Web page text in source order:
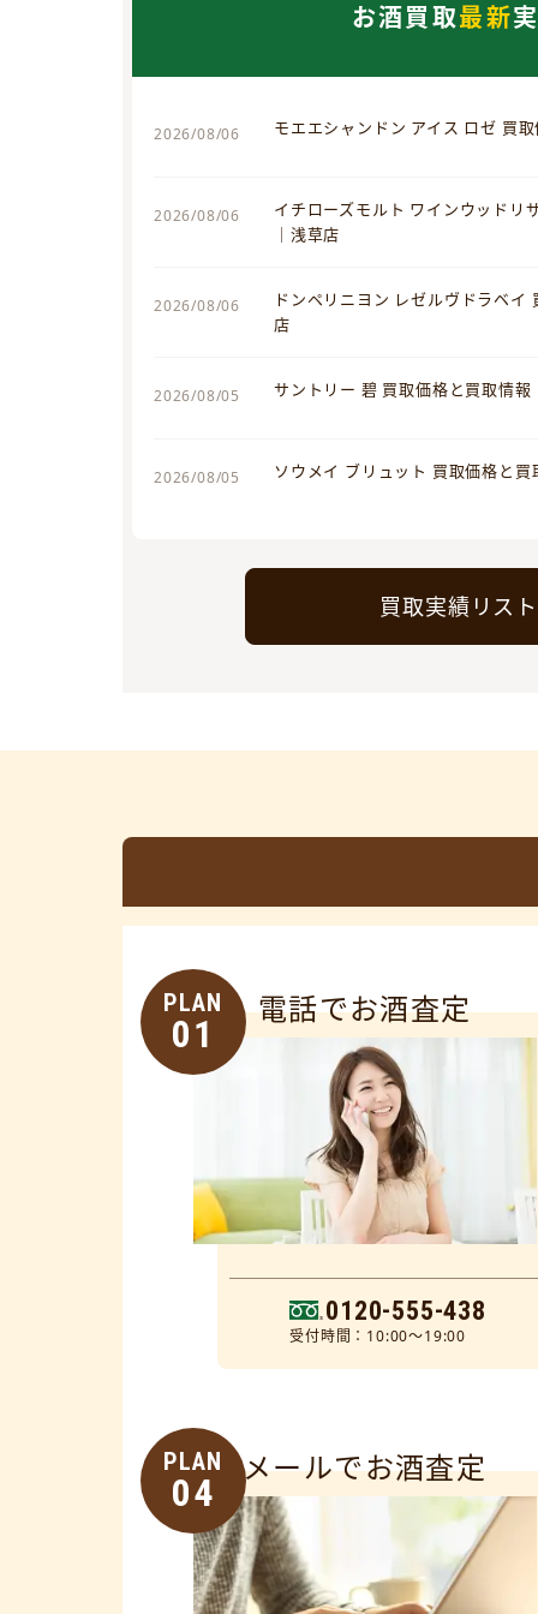
お酒買取最新
2026/08/06 モエエシャンドン アイス ロゼ 買
2026/08/06
イチローズモルト ワインウッドリ
｜浅草店
2026/08/06
ドンペリニヨン レゼルヴドラベイ
店
2026/08/05 サントリー 碧 買取価格と買取情報
2026/08/05 ソウメイ ブリュット 買取価格と買
買取実績リスト
PLAN
01
電話でお酒査定
0120-555-438
受付時間：10:00～19:00
PLAN
04
メールでお酒査定